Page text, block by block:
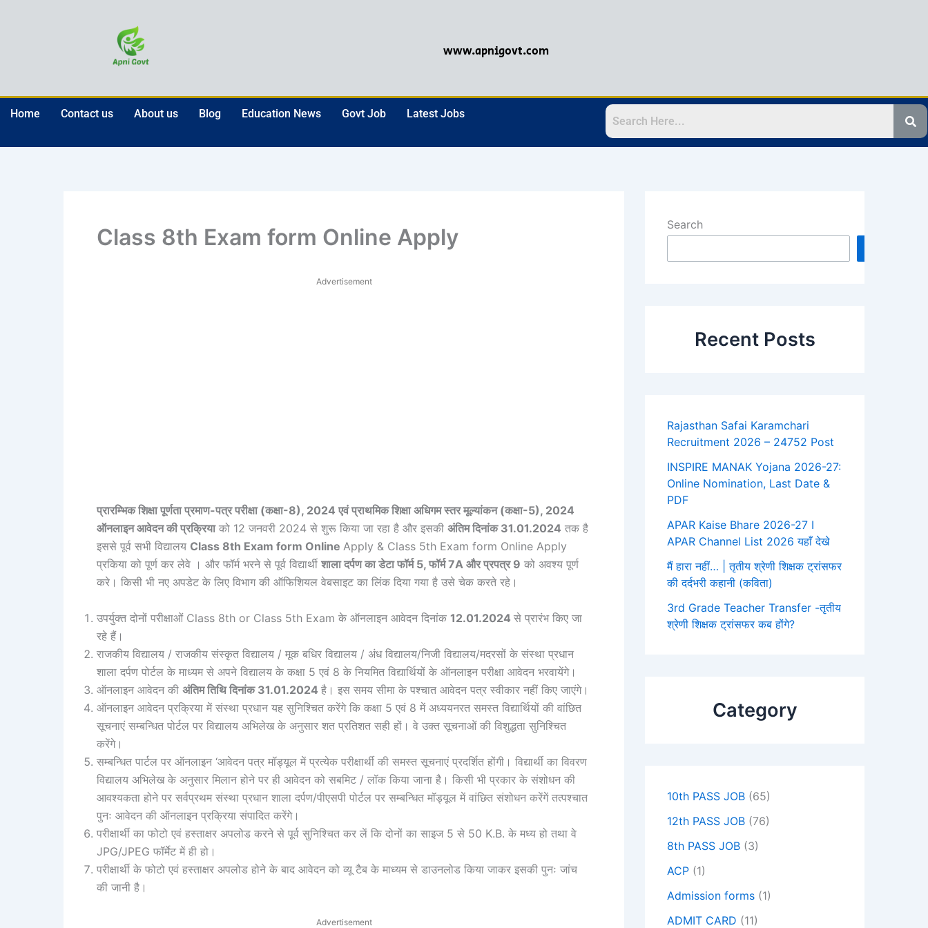
www.apnigovt.com
Home Contact us About us Blog Education News Govt Job Latest Jobs
Class 8th Exam form Online Apply
Advertisement
प्रारम्भिक शिक्षा पूर्णता प्रमाण-पत्र परीक्षा (कक्षा-8), 2024 एवं प्राथमिक शिक्षा अधिगम स्तर मूल्यांकन (कक्षा-5), 2024
ऑनलाइन आवेदन की प्रक्रियाको 12 जनवरी 2024 से शुरू किया जा रहा है और इसकी अंतिम दिनांक 31.01.2024 तक है
इससे पूर्व सभी विद्यालय Class 8th Exam form Online Apply & Class 5th Exam form Online Apply
प्रकिया को पूर्ण कर लेवे । और फॉर्म भरने से पूर्व विद्यार्थी शाला दर्पण का डेटा फॉर्म 5, फॉर्म 7A और प्रपत्र 9 को अवश्य पूर्ण
करे। किसी भी नए अपडेट के लिए विभाग की ऑफिशियल वेबसाइट का लिंक दिया गया है उसे चेक करते रहे।
उपर्युक्त दोनों परीक्षाओं Class 8th or Class 5th Exam के ऑनलाइन आवेदन दिनांक 12.01.2024 से प्रारंभ किए जा
रहे हैं।
राजकीय विद्यालय / राजकीय संस्कृत विद्यालय / मूक बधिर विद्यालय / अंध विद्यालय/निजी विद्यालय/मदरसों के संस्था प्रधान
शाला दर्पण पोर्टल के माध्यम से अपने विद्यालय के कक्षा 5 एवं 8 के नियमित विद्यार्थियों के ऑनलाइन परीक्षा आवेदन भरवायेंगे।
ऑनलाइन आवेदन की अंतिम तिथि दिनांक 31.01.2024 है। इस समय सीमा के पश्चात आवेदन पत्र स्वीकार नहीं किए जाएंगे।
ऑनलाइन आवेदन प्रक्रिया में संस्था प्रधान यह सुनिश्चित करेंगे कि कक्षा 5 एवं 8 में अध्ययनरत समस्त विद्यार्थियों की वांछित
सूचनाएं सम्बन्धित पोर्टल पर विद्यालय अभिलेख के अनुसार शत प्रतिशत सही हों। वे उक्त सूचनाओं की विशुद्धता सुनिश्चित
करेंगे।
सम्बन्धित पार्टल पर ऑनलाइन ‘आवेदन पत्र मॉड्यूल में प्रत्येक परीक्षार्थी की समस्त सूचनाएं प्रदर्शित होंगी। विद्यार्थी का विवरण
विद्यालय अभिलेख के अनुसार मिलान होने पर ही आवेदन को सबमिट / लॉक किया जाना है। किसी भी प्रकार के संशोधन की
आवश्यकता होने पर सर्वप्रथम संस्था प्रधान शाला दर्पण/पीएसपी पोर्टल पर सम्बन्धित मॉड्यूल में वांछित संशोधन करेंगें तत्पश्चात
पुनः आवेदन की ऑनलाइन प्रक्रिया संपादित करेंगे।
परीक्षार्थी का फोटो एवं हस्ताक्षर अपलोड करने से पूर्व सुनिश्चित कर लें कि दोनों का साइज 5 से 50 Κ.Β. के मध्य हो तथा वे
JPG/JPEG फॉर्मेट में ही हो।
परीक्षार्थी के फोटो एवं हस्ताक्षर अपलोड होने के बाद आवेदन को व्यू टैब के माध्यम से डाउनलोड किया जाकर इसकी पुनः जांच
की जानी है।
Advertisement
Search
Recent Posts
Rajasthan Safai Karamchari
Recruitment 2026 – 24752 Post
INSPIRE MANAK Yojana 2026-27:
Online Nomination, Last Date &
PDF
APAR Kaise Bhare 2026-27 I
APAR Channel List 2026 यहाँ देखे
मैं हारा नहीं… | तृतीय श्रेणी शिक्षक ट्रांसफर
की दर्दभरी कहानी (कविता)
3rd Grade Teacher Transfer -तृतीय
श्रेणी शिक्षक ट्रांसफर कब होंगे?
Category
10th PASS JOB (65)
12th PASS JOB (76)
8th PASS JOB (3)
ACP (1)
Admission forms (1)
ADMIT CARD (11)